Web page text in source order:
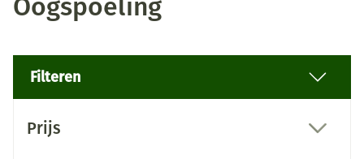
Oogspoeling
Filteren
Prijs